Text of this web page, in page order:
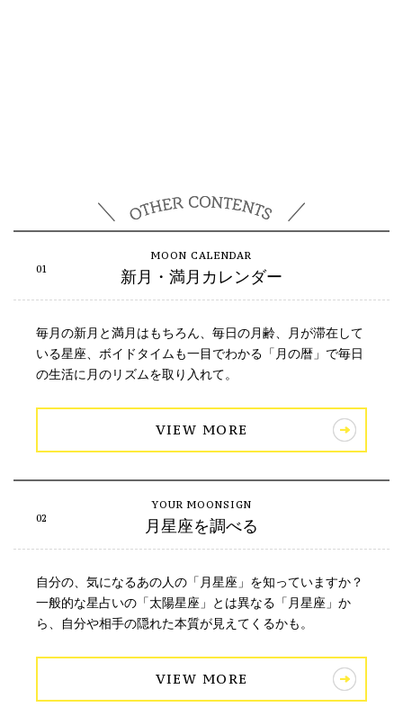
新月・満月カレンダー
毎月の新月と満月はもちろん、毎日の月齢、月が滞在して
いる星座、ボイドタイムも一目でわかる「月の暦」で毎日
の生活に月のリズムを取り入れて。
VIEW MORE
月星座を調べる
自分の、気になるあの人の「月星座」を知っていますか？
一般的な星占いの「太陽星座」とは異なる「月星座」か
ら、自分や相手の隠れた本質が見えてくるかも。
VIEW MORE